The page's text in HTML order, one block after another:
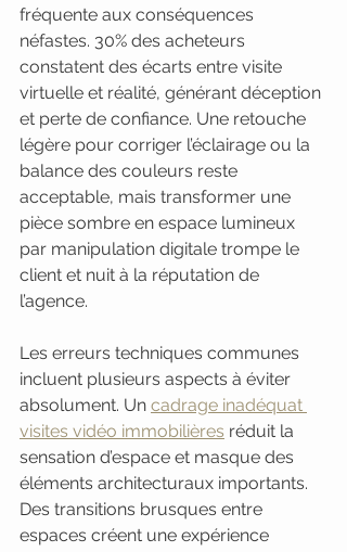
fréquente aux conséquences
néfastes. 30% des acheteurs
constatent des écarts entre visite
virtuelle et réalité, générant déception
et perte de confiance. Une retouche
légère pour corriger l’éclairage ou la
balance des couleurs reste
acceptable, mais transformer une
pièce sombre en espace lumineux
par manipulation digitale trompe le
client et nuit à la réputation de
l’agence.
Les erreurs techniques communes
incluent plusieurs aspects à éviter
absolument. Un cadrage inadéquat
visites vidéo immobilières réduit la
sensation d’espace et masque des
éléments architecturaux importants.
Des transitions brusques entre
espaces créent une expérience